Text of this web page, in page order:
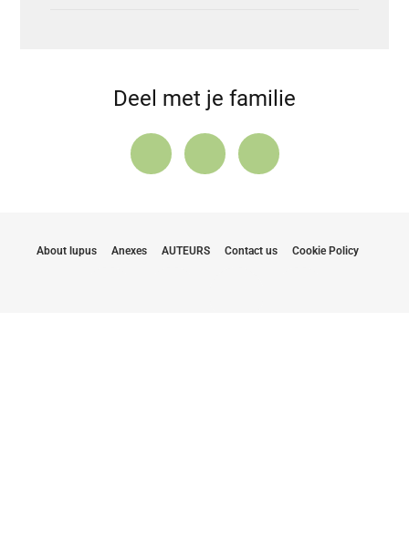
Deel met je familie
About lupus Anexes AUTEURS Contact us Cookie Policy